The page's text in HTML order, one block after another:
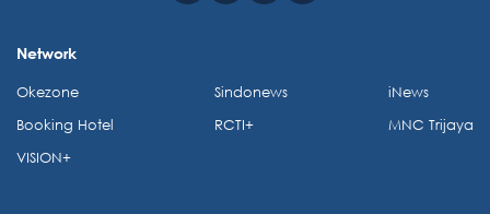
Network
Okezone
Booking Hotel
VISION+
Sindonews
RCTI+
iNews
MNC Trijaya